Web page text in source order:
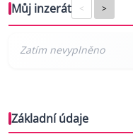
Můj inzerát < >
Základní údaje